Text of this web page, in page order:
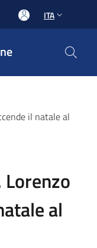
ITA
il natale al
al